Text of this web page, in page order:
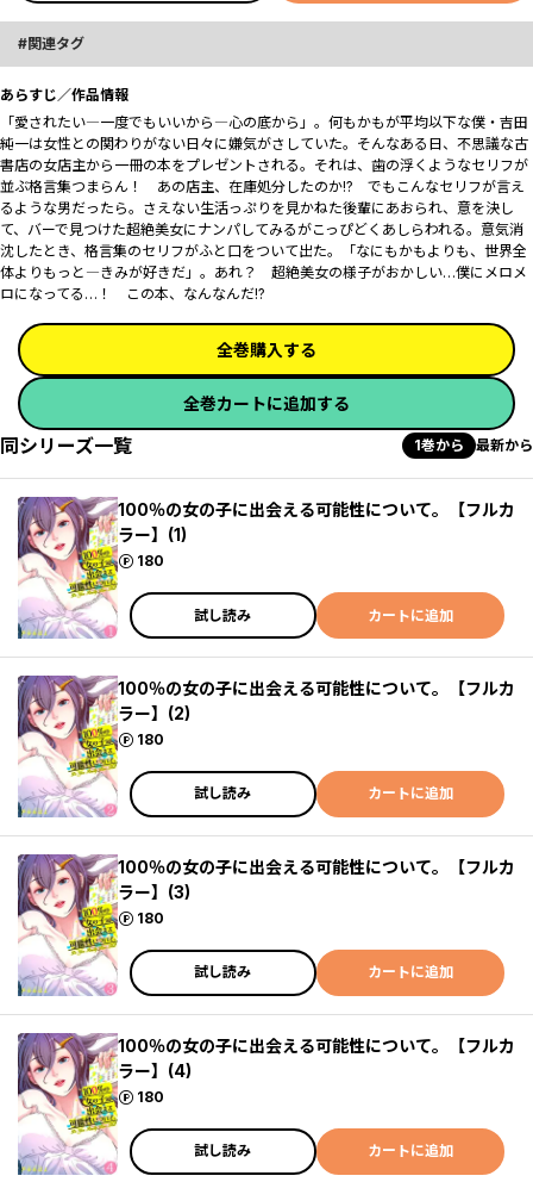
関連タグ
あらすじ／作品情報
「愛されたい―一度でもいいから―心の底から――」。何もかもが平均以下な僕・吉田
純一は女性との関わりがない日々に嫌気がさしていた。そんなある日、不思議な古
書店の女店主から一冊の本をプレゼントされる。それは、歯の浮くようなセリフが
並ぶ格言集――つまらん！ あの店主、在庫処分したのか!? でもこんなセリフが言え
るような男だったら――。さえない生活っぷりを見かねた後輩にあおられ、意を決し
て、バーで見つけた超絶美女にナンパしてみるがこっぴどくあしらわれる。意気消
沈したとき、格言集のセリフがふと口をついて出た。「なにもかもよりも、世界全
体よりもっと―きみが好きだ」。あれ？ 超絶美女の様子がおかしい…僕にメロメ
ロになってる…！ この本、なんなんだ!?
全巻購入する
全巻カートに追加する
同シリーズ一覧 1巻から 最新から
100％の女の子に出会える可能性について。【フルカ
ラー】(1)
180
ポイント
試し読み カートに追加
100％の女の子に出会える可能性について。【フルカ
ラー】(2)
180
ポイント
試し読み カートに追加
100％の女の子に出会える可能性について。【フルカ
ラー】(3)
180
ポイント
試し読み カートに追加
100％の女の子に出会える可能性について。【フルカ
ラー】(4)
180
ポイント
試し読み カートに追加